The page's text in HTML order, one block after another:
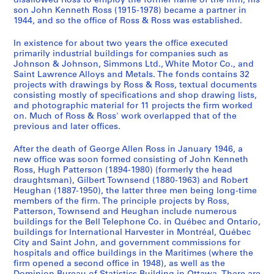
n
1
4
7
a
n
d
1
9
3
]
AP013.S1.D301.SD1
n
1
4
0
a
n
d
1
9
4
]
AP013.S1.D348.SD1
]
AP013.S1.D348.SD4
1
9
4
AP013.S1.D348.SD7
4
4
AP013.S1.D348.SD8
9
4
]
AP013.S1.D348.SD14
1
9
4
AP013.S1.D348.SD15
6
0
AP013.S2.D614
p
p
r
t
[
C
h
o
m
d
y
A
p
a
r
t
m
e
n
t
o
d
m
i
r
a
l
B
a
t
t
y
H
o
t
e
l
,
son John Kenneth Ross (1915-1978) became a partner in
1944, and so the office of Ross & Ross was established.
In existence for about two years the office executed
primarily industrial buildings for companies such as
Johnson & Johnson, Simmons Ltd., White Motor Co., and
Saint Lawrence Alloys and Metals. The fonds contains 32
projects with drawings by Ross & Ross, textual documents
consisting mostly of specifications and shop drawing lists,
and photographic material for 11 projects the firm worked
on. Much of Ross & Ross' work overlapped that of the
previous and later offices.
After the death of George Allen Ross in January 1946, a
new office was soon formed consisting of John Kenneth
Ross, Hugh Patterson (1894-1980) (formerly the head
draughtsman), Gilbert Townsend (1880-1963) and Robert
Heughan (1887-1950), the latter three men being long-time
members of the firm. The principle projects by Ross,
Patterson, Townsend and Heughan include numerous
buildings for the Bell Telephone Co. in Québec and Ontario,
buildings for International Harvester in Montréal, Québec
City and Saint John, and government commissions for
hospitals and office buildings in the Maritimes (where the
firm opened a second office in 1948), as well as the